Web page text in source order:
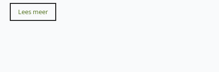
Lees meer